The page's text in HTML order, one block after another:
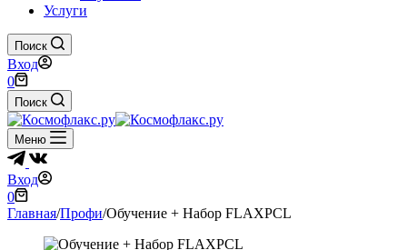
Услуги
Поиск
Вход
Корзина
0
Поиск
Меню
Вход
Корзина
0
Главная/Профи/Обучение + Набор FLAXPCL